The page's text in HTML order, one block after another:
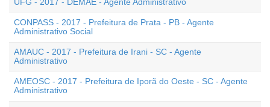
CONPASS - 2017 - Prefeitura de Prata - PB - Agente
Administrativo Social
AMAUC - 2017 - Prefeitura de Irani - SC - Agente
Administrativo
AMEOSC - 2017 - Prefeitura de Iporã do Oeste - SC - Agente
Administrativo